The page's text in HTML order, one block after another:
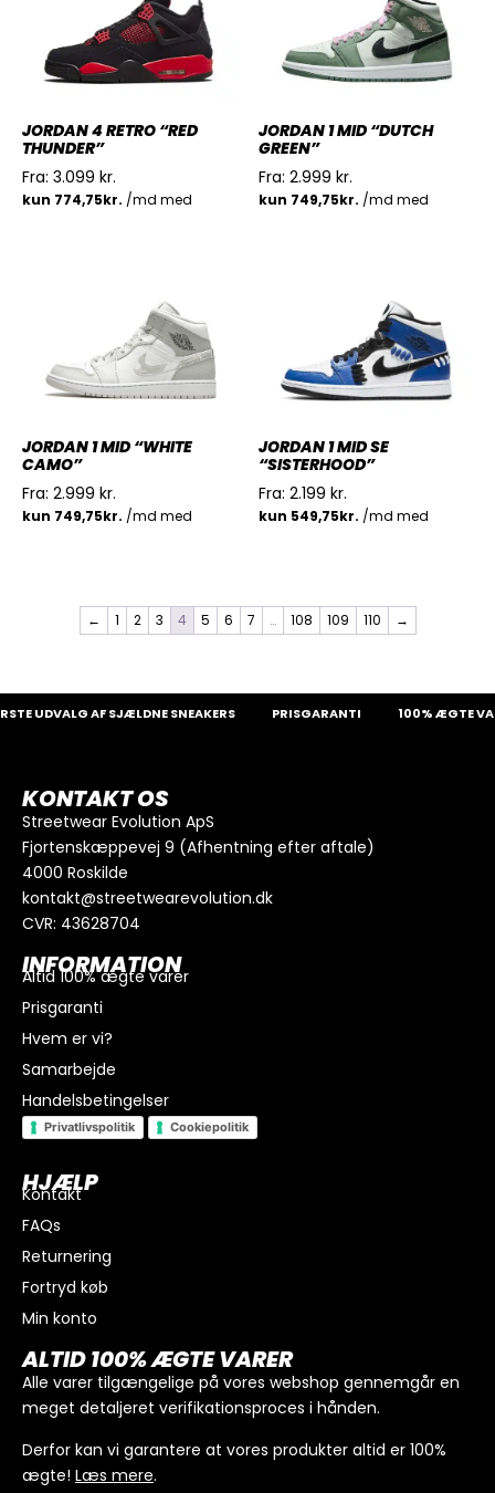
I alt
Køb for300kr. mere for gratis fragt
JORDAN 4 RETRO “RED
THUNDER”
Fra: 3.099 kr.
JORDAN 1 MID “DUTCH
GREEN”
Fra: 2.999 kr.
JORDAN 1 MID “WHITE
CAMO”
Fra: 2.999 kr.
JORDAN 1 MID SE
“SISTERHOOD”
Fra: 2.199 kr.
← 1 2 3 4 5 6 7 … 108 109 110 →
UDVALG AF SJÆLDNE SNEAKERS PRISGARANTI 100% ÆGTE
KONTAKT OS
Streetwear Evolution ApS
Fjortenskæppevej 9 (Afhentning efter aftale)
4000 Roskilde
kontakt@streetwearevolution.dk
CVR: 43628704
INFORMATION
Altid 100% ægte varer
Prisgaranti
Hvem er vi?
Samarbejde
Handelsbetingelser
Privatlivspolitik Cookiepolitik
HJÆLP
Kontakt
FAQs
Returnering
Fortryd køb
Min konto
ALTID 100% ÆGTE VARER
Alle varer tilgængelige på vores webshop gennemgår en
meget detaljeret verifikationsproces i hånden.
Derfor kan vi garantere at vores produkter altid er 100%
ægte! Læs mere.